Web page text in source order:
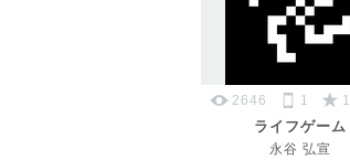
2646 1 1
ライフゲーム
永谷 弘宣